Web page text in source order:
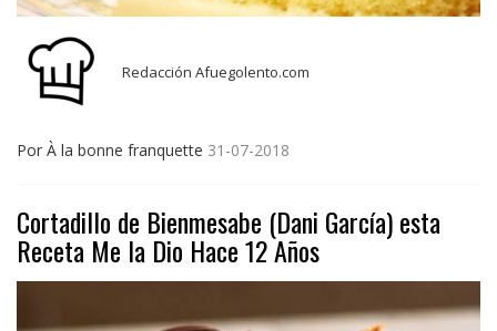
Redacción Afuegolento.com
Por À la bonne franquette 31-07-2018
Cortadillo de Bienmesabe (Dani García) esta
Receta Me la Dio Hace 12 Años